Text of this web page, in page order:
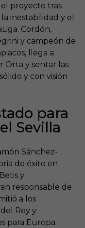
proyecto tras
inestabilidad y el
Cordón,
y campeón de
llega a
Orta y sentar las
y con visión
para
Sevilla
Sánchez-
de éxito en
y
responsable de
a los
Rey y
para Europa